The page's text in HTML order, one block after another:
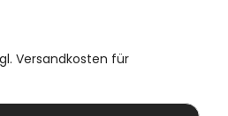
Versandkosten für